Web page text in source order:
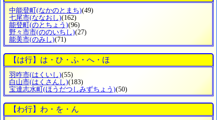
中能登町 (なかのとまち)(49)
七尾市(ななおし)(162)
能登町 (のとちょう)(96)
野々市市(ののいちし)(27)
能美市(のみし)(71)
【は行】は・ひ・ふ・へ・ほ
羽咋市(はくいし)(55)
白山市(はくさんし)(183)
宝達志水町 (ほうだつしみずちょう)(50)
【わ行】わ・を・ん